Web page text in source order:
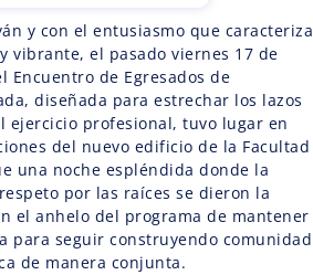
y con el entusiasmo que caracteriza
vibrante, el pasado viernes 17 de
Encuentro de Egresados de
diseñada para estrechar los lazos
ejercicio profesional, tuvo lugar en
del nuevo edificio de la Facultad
una noche espléndida donde la
por las raíces se dieron la
el anhelo del programa de mantener
para seguir construyendo comunidad
de manera conjunta.